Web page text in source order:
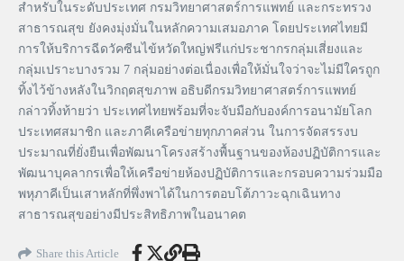
สำหรับในระดับประเทศ กรมวิทยาศาสตร์การแพทย์ และกระทรวง
สาธารณสุข ยังคงมุ่งมั่นในหลักความเสมอภาค โดยประเทศไทยมี
การให้บริการฉีดวัคซีนไข้หวัดใหญ่ฟรีแก่ประชากรกลุ่มเสี่ยงและ
กลุ่มเปราะบางรวม 7 กลุ่มอย่างต่อเนื่องเพื่อให้มั่นใจว่าจะไม่มีใครถูก
ทิ้งไว้ข้างหลังในวิกฤตสุขภาพ อธิบดีกรมวิทยาศาสตร์การแพทย์
กล่าวทิ้งท้ายว่า ประเทศไทยพร้อมที่จะจับมือกับองค์การอนามัยโลก
ประเทศสมาชิก และภาคีเครือข่ายทุกภาคส่วน ในการจัดสรรงบ
ประมาณที่ยั่งยืนเพื่อพัฒนาโครงสร้างพื้นฐานของห้องปฏิบัติการและ
พัฒนาบุคลากรเพื่อให้เครือข่ายห้องปฏิบัติการและกรอบความร่วมมือ
พหุภาคีเป็นเสาหลักที่พึ่งพาได้ในการตอบโต้ภาวะฉุกเฉินทาง
สาธารณสุขอย่างมีประสิทธิภาพในอนาคต
Share this Article